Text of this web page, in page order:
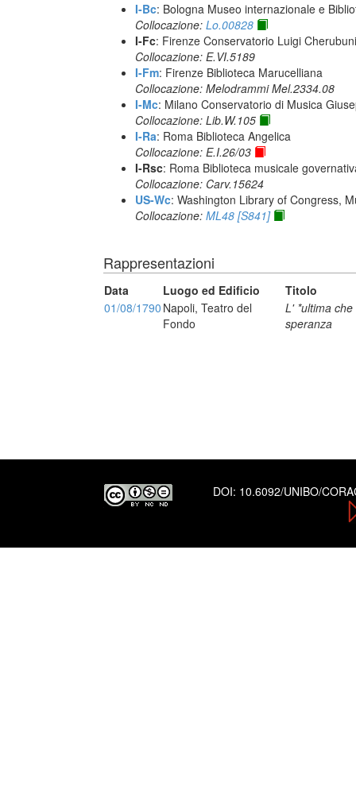
I-Bc: Bologna Museo internazionale e
Collocazione: Lo.00828
I-Fc: Firenze Conservatorio Luigi Cherubuni
Collocazione: E.VI.5189
I-Fm: Firenze Biblioteca Marucelliana
Collocazione: Melodrammi Mel.2334.08
I-Mc: Milano Conservatorio di Musica
Collocazione: Lib.W.105
I-Ra: Roma Biblioteca Angelica
Collocazione: E.I.26/03
I-Rsc: Roma Biblioteca musicale
Collocazione: Carv.15624
US-Wc: Washington Library of Congress,
Collocazione: ML48 [S841]
Rappresentazioni
Data Luogo ed Edificio
Titolo
01/08/1790 Napoli, Teatro del
Fondo
L' *ultima
speranza
DOI: 10.6092/UNIBO/